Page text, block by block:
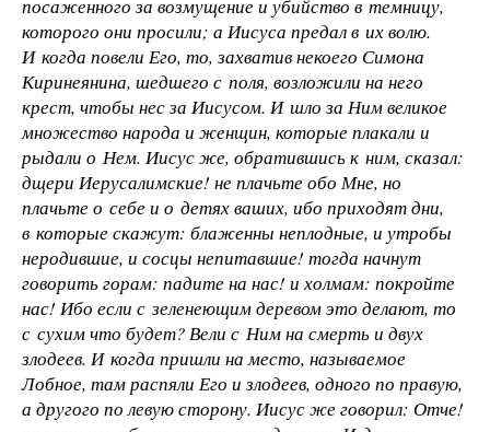
посаженного за возмущение и убийство в темницу,
которого они просили; а Иисуса предал в их волю.
И когда повели Его, то, захватив некоего Симона
Киринеянина, шедшего с поля, возложили на него
крест, чтобы нес за Иисусом. И шло за Ним великое
множество народа и женщин, которые плакали и
рыдали о Нем. Иисус же, обратившись к ним, сказал:
дщери Иерусалимские! не плачьте обо Мне, но
плачьте о себе и о детях ваших, ибо приходят дни,
в которые скажут: блаженны неплодные, и утробы
неродившие, и сосцы непитавшие! тогда начнут
говорить горам: падите на нас! и холмам: покройте
нас! Ибо если с зеленеющим деревом это делают, то
с сухим что будет? Вели с Ним на смерть и двух
злодеев. И когда пришли на место, называемое
Лобное, там распяли Его и злодеев, одного по правую,
а другого по левую сторону. Иисус же говорил: Отче!